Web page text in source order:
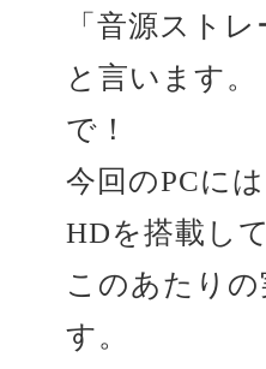
「音源スト
と言います。
で！
今回のPCに
HDを搭載し
このあたり
す。